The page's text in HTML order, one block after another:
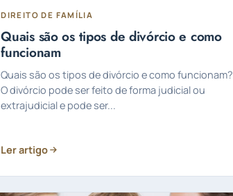
DIREITO DE FAMÍLIA
Quais são os tipos de divórcio e como
funcionam
Quais são os tipos de divórcio e como funcionam?
O divórcio pode ser feito de forma judicial ou
extrajudicial e pode ser...
Ler artigo